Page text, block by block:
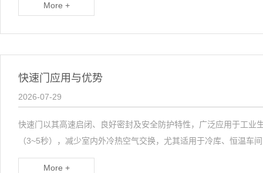
工业提升门
More +
快速门应用与优势
2026-07-29
快速门以其高速启闭、良好密封及安全防护特性，广泛应用于工
（3~5秒），减少室内外冷热空气交换，尤其适用于冷库、恒温车
More +